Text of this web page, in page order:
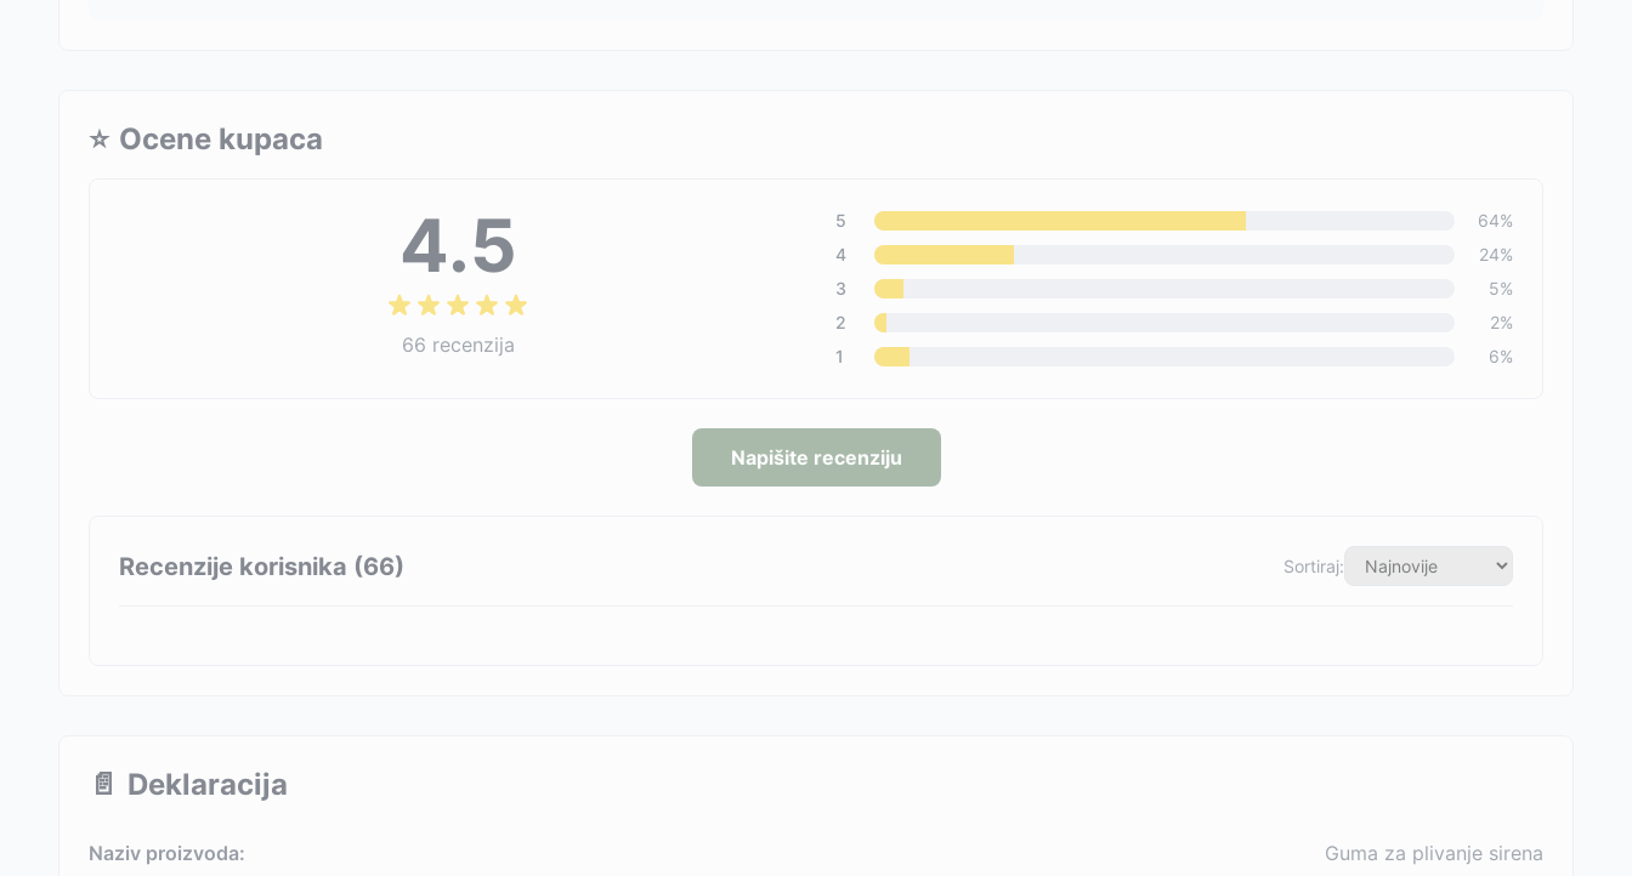
⭐ Ocene kupaca
4.5
66 recenzija
5 64%
4
24%
3
5%
2
2%
1
6%
Napišite recenziju
Recenzije korisnika (66) Sortiraj:
📄 Deklaracija
Naziv proizvoda: Guma za plivanje sirena